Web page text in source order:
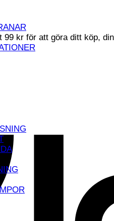
99 kr för att göra ditt köp,